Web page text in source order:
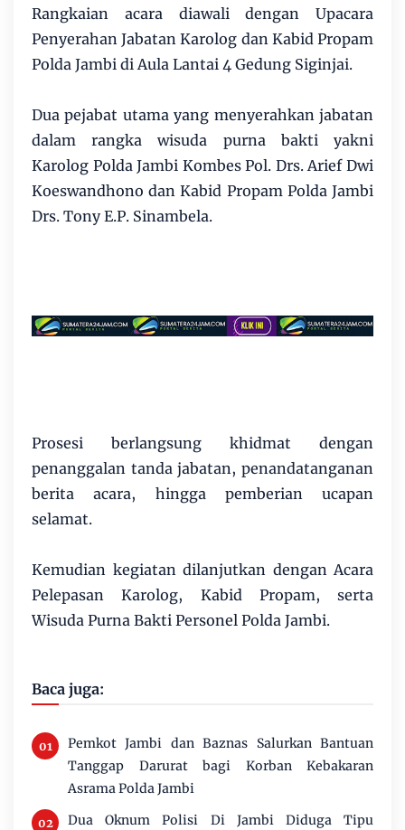
Rangkaian acara diawali dengan Upacara
Penyerahan Jabatan Karolog dan Kabid Propam
Polda Jambi di Aula Lantai 4 Gedung Siginjai.
Dua pejabat utama yang menyerahkan jabatan
dalam rangka wisuda purna bakti yakni
Karolog Polda Jambi Kombes Pol. Drs. Arief Dwi
Koeswandhono dan Kabid Propam Polda Jambi
Drs. Tony E.P. Sinambela.
Prosesi berlangsung khidmat dengan
penanggalan tanda jabatan, penandatanganan
berita acara, hingga pemberian ucapan
selamat.
Kemudian kegiatan dilanjutkan dengan Acara
Pelepasan Karolog, Kabid Propam, serta
Wisuda Purna Bakti Personel Polda Jambi.
Baca juga:
Pemkot Jambi dan Baznas Salurkan Bantuan
Tanggap Darurat bagi Korban Kebakaran
Asrama Polda Jambi
Dua Oknum Polisi Di Jambi Diduga Tipu